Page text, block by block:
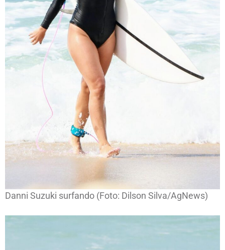
Danni Suzuki surfando (Foto: Dilson Silva/AgNews)